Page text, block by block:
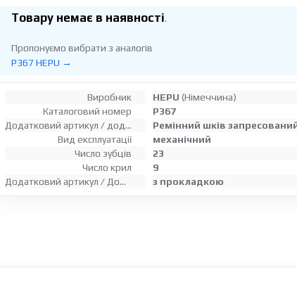
Товару немає в наявності.
Пропонуємо вибрати з аналогів
P367 HEPU →
Виробник HEPU (Німеччина)
Каталоговий номер
P367
Додатковий артикул / додаткова інформація 2
Ремінний шків
Вид експлуатації
механічний
Число зубців
23
Число крил
9
Додатковий артикул / Додаткова інформація
з прокладкою